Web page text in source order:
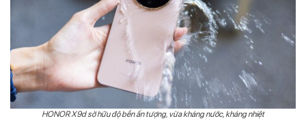
HONOR X9d sở hữu độ bền ấn tượng, vừa kháng nước, kháng nhiệt